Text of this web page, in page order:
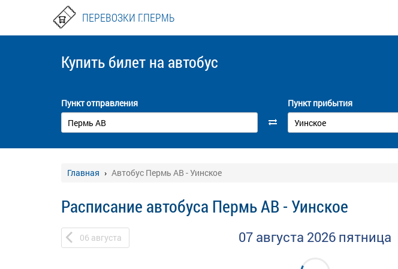
ПЕРЕВОЗКИ Г.ПЕРМЬ
Купить билет на автобус
Пункт отправления Пункт прибытия
Главная Автобус Пермь АВ - Уинское
Расписание автобуса Пермь АВ - Уинское
06 августа 07 августа 2026 пятница